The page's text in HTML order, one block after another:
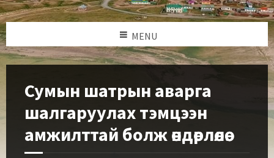
MENU
Сумын шатрын аварга
шалгаруулах тэмцээн
амжилттай болж өндөрлөлөө.